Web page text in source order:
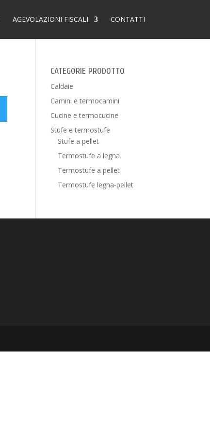
AGEVOLAZIONI FISCALI CONTATTI
CATEGORIE PRODOTTO
Caldaie
Camini e termocamini
Cucine e termocucine
Stufe e termostufe
Stufe a pellet
Termostufe a legna
Termostufe a pellet
Termostufe legna-pellet